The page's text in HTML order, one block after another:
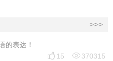
>>>
的表达！
 15 370315